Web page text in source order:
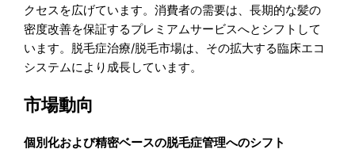
クセスを広げています。消費者の需要は、長期的な髪の
密度改善を保証するプレミアムサービスへとシフトして
います。脱毛症治療/脱毛市場は、その拡大する臨床エコ
システムにより成長しています。
市場動向
個別化および精密ベースの脱毛症管理へのシフト